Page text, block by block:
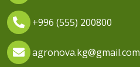
+996 (555) 200800
agronova.kg@gmail.com